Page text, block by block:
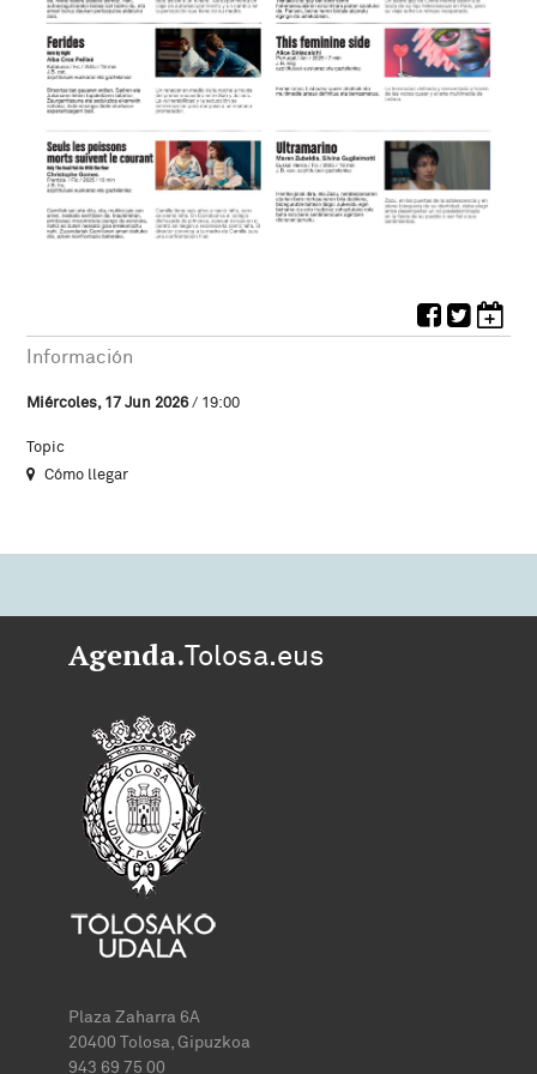
Información
Miércoles, 17 Jun 2026/ 19:00
Topic
Cómo llegar
Agenda.Tolosa.eus
Plaza Zaharra 6A
20400 Tolosa, Gipuzkoa
943 69 75 00